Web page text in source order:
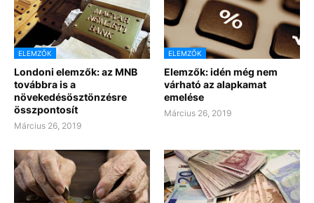
ELEMZŐK
Londoni elemzők: az MNB
továbbra is a
növekedésösztönzésre
összpontosít
Március 26, 2019
ELEMZŐK
Elemzők: idén még nem
várható az alapkamat
emelése
Március 26, 2019